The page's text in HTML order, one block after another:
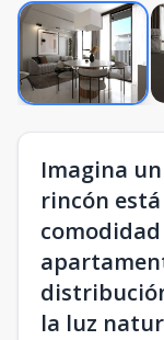
Imagina
rincón
la luz